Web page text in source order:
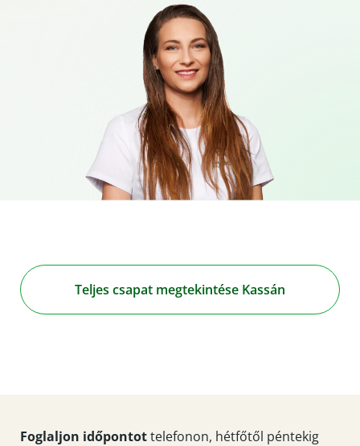
Teljes csapat megtekintése Kassán
Foglaljon időpontottelefonon, hétfőtől péntekig